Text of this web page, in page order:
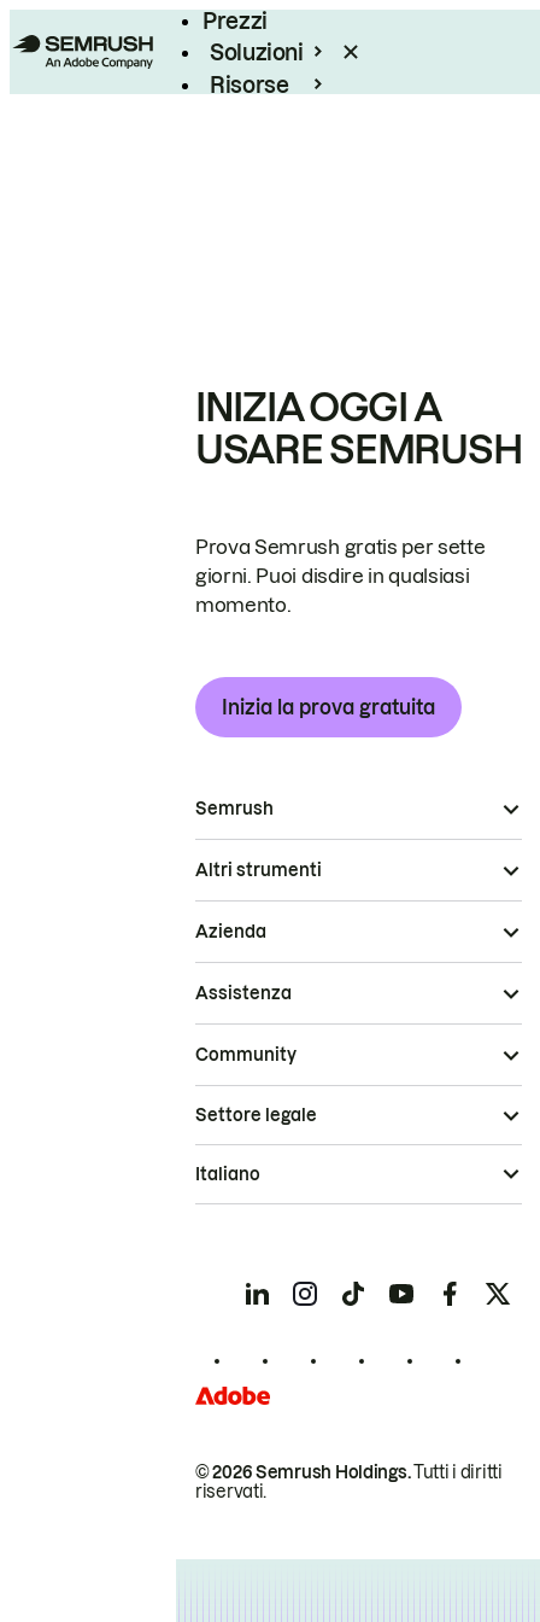
Prezzi
Soluzioni
Risorse
INIZIA OGGI A
USARE SEMRUSH
Prova Semrush gratis per sette
giorni. Puoi disdire in qualsiasi
momento.
Inizia la prova gratuita
Semrush
Altri strumenti
Azienda
Assistenza
Community
© 2026 Semrush Holdings.Tutti i diritti
riservati.
Settore legale
Italiano